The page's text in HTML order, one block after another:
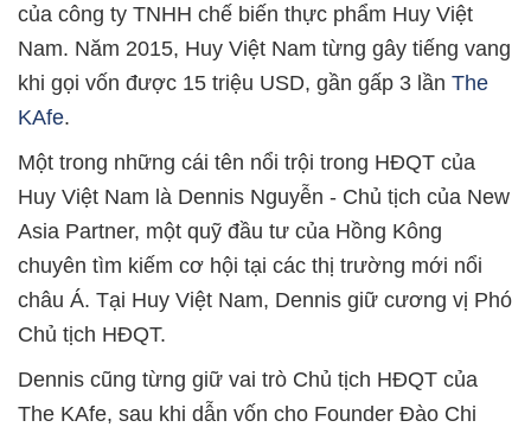
của công ty TNHH chế biến thực phẩm Huy Việt
Nam. Năm 2015, Huy Việt Nam từng gây tiếng vang
khi gọi vốn được 15 triệu USD, gần gấp 3 lần The
KAfe.
Một trong những cái tên nổi trội trong HĐQT của
Huy Việt Nam là Dennis Nguyễn - Chủ tịch của New
Asia Partner, một quỹ đầu tư của Hồng Kông
chuyên tìm kiếm cơ hội tại các thị trường mới nổi
châu Á. Tại Huy Việt Nam, Dennis giữ cương vị Phó
Chủ tịch HĐQT.
Dennis cũng từng giữ vai trò Chủ tịch HĐQT của
The KAfe, sau khi dẫn vốn cho Founder Đào Chi